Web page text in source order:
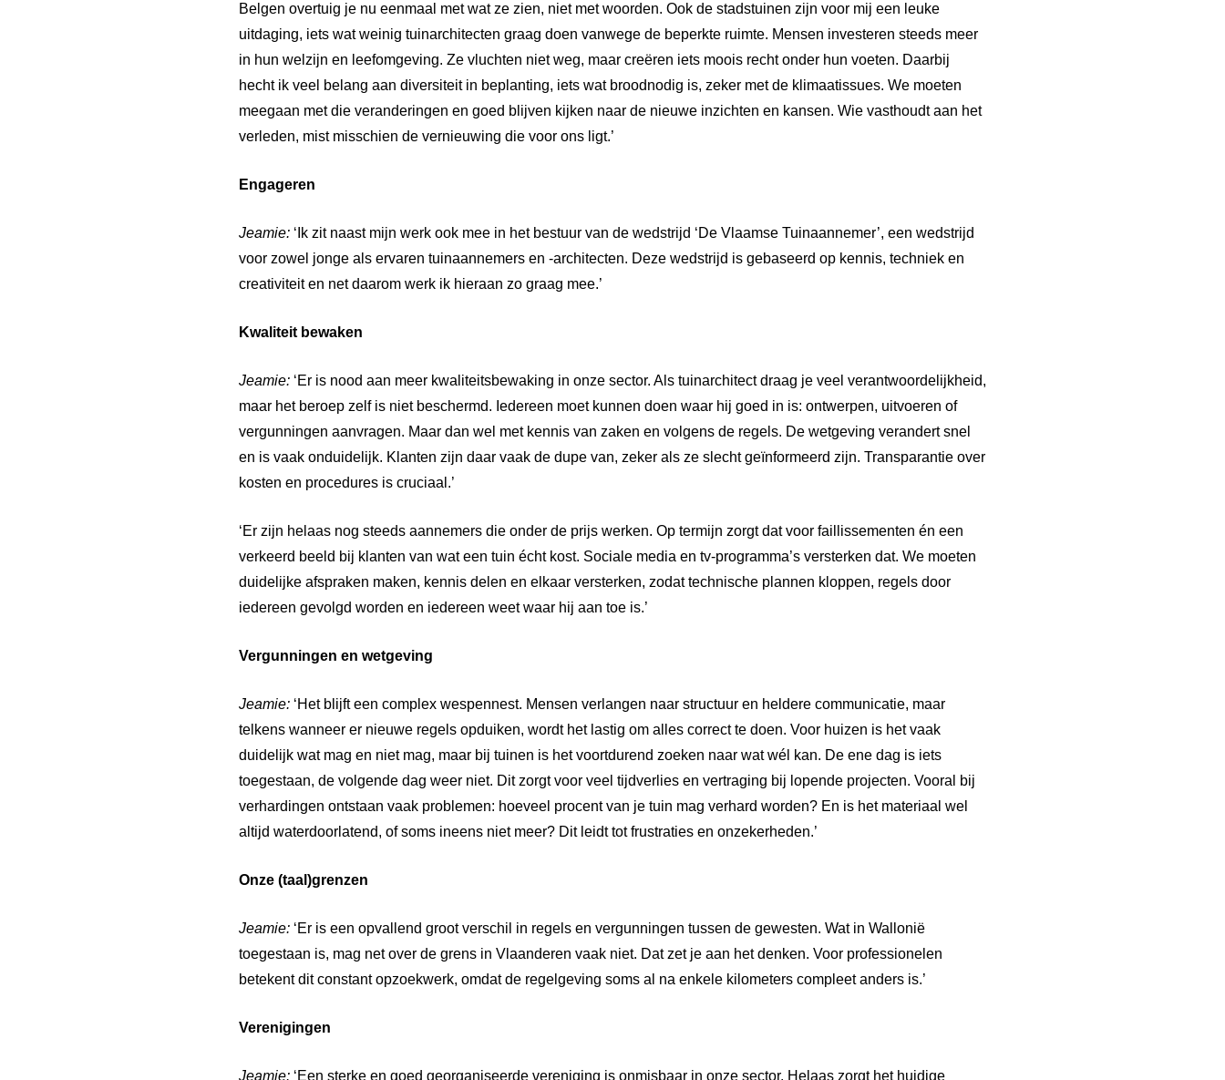
Belgen overtuig je nu eenmaal met wat ze zien, niet met woorden. Ook de stadstuinen zijn voor mij een leuke
uitdaging, iets wat weinig tuinarchitecten graag doen vanwege de beperkte ruimte. Mensen investeren steeds meer
in hun welzijn en leefomgeving. Ze vluchten niet weg, maar creëren iets moois recht onder hun voeten. Daarbij
hecht ik veel belang aan diversiteit in beplanting, iets wat broodnodig is, zeker met de klimaatissues. We moeten
meegaan met die veranderingen en goed blijven kijken naar de nieuwe inzichten en kansen. Wie vasthoudt aan het
verleden, mist misschien de vernieuwing die voor ons ligt.’
Engageren
Jeamie: ‘Ik zit naast mijn werk ook mee in het bestuur van de wedstrijd ‘De Vlaamse Tuinaannemer’, een wedstrijd
voor zowel jonge als ervaren tuinaannemers en -architecten. Deze wedstrijd is gebaseerd op kennis, techniek en
creativiteit en net daarom werk ik hieraan zo graag mee.’
Kwaliteit bewaken
Jeamie: ‘Er is nood aan meer kwaliteitsbewaking in onze sector. Als tuinarchitect draag je veel verantwoordelijkheid,
maar het beroep zelf is niet beschermd. Iedereen moet kunnen doen waar hij goed in is: ontwerpen, uitvoeren of
vergunningen aanvragen. Maar dan wel met kennis van zaken en volgens de regels. De wetgeving verandert snel
en is vaak onduidelijk. Klanten zijn daar vaak de dupe van, zeker als ze slecht geïnformeerd zijn. Transparantie over
kosten en procedures is cruciaal.’
‘Er zijn helaas nog steeds aannemers die onder de prijs werken. Op termijn zorgt dat voor faillissementen én een
verkeerd beeld bij klanten van wat een tuin écht kost. Sociale media en tv-programma’s versterken dat. We moeten
duidelijke afspraken maken, kennis delen en elkaar versterken, zodat technische plannen kloppen, regels door
iedereen gevolgd worden en iedereen weet waar hij aan toe is.’
Vergunningen en wetgeving
Jeamie: ‘Het blijft een complex wespennest. Mensen verlangen naar structuur en heldere communicatie, maar
telkens wanneer er nieuwe regels opduiken, wordt het lastig om alles correct te doen. Voor huizen is het vaak
duidelijk wat mag en niet mag, maar bij tuinen is het voortdurend zoeken naar wat wél kan. De ene dag is iets
toegestaan, de volgende dag weer niet. Dit zorgt voor veel tijdverlies en vertraging bij lopende projecten. Vooral bij
verhardingen ontstaan vaak problemen: hoeveel procent van je tuin mag verhard worden? En is het materiaal wel
altijd waterdoorlatend, of soms ineens niet meer? Dit leidt tot frustraties en onzekerheden.’
Onze (taal)grenzen
Jeamie: ‘Er is een opvallend groot verschil in regels en vergunningen tussen de gewesten. Wat in Wallonië
toegestaan is, mag net over de grens in Vlaanderen vaak niet. Dat zet je aan het denken. Voor professionelen
betekent dit constant opzoekwerk, omdat de regelgeving soms al na enkele kilometers compleet anders is.’
Verenigingen
Jeamie: ‘Een sterke en goed georganiseerde vereniging is onmisbaar in onze sector. Helaas zorgt het huidige